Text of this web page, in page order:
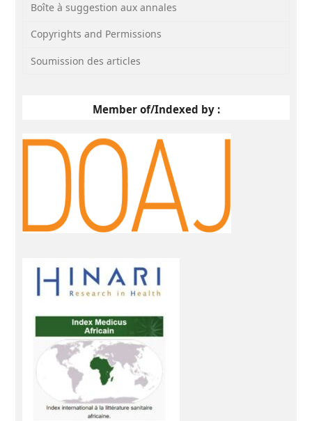
Boîte à suggestion aux annales
Copyrights and Permissions
Soumission des articles
Member of/Indexed by :